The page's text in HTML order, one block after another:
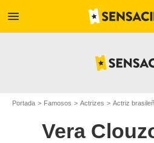
menu
Portada Famosos Actrizes Actriz
Vera